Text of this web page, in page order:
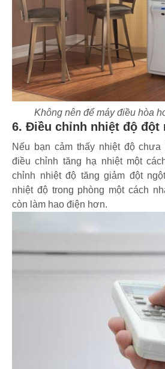
Không nên để máy điều hòa
6. Điều chỉnh nhiệt độ đột
Nếu bạn cảm thấy nhiệt độ
điều chỉnh tăng hạ nhiệt một
chỉnh nhiệt độ tăng giảm đột
nhiệt độ trong phòng một cách
còn làm hao điện hơn.